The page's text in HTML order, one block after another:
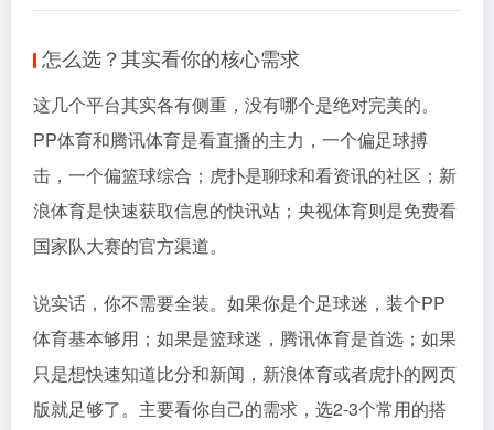
怎么选？其实看你的核心需求
这几个平台其实各有侧重，没有哪个是绝对完美的。
PP体育和腾讯体育是看直播的主力，一个偏足球搏
击，一个偏篮球综合；虎扑是聊球和看资讯的社区；新
浪体育是快速获取信息的快讯站；央视体育则是免费看
国家队大赛的官方渠道。
说实话，你不需要全装。如果你是个足球迷，装个PP
体育基本够用；如果是篮球迷，腾讯体育是首选；如果
只是想快速知道比分和新闻，新浪体育或者虎扑的网页
版就足够了。主要看你自己的需求，选2-3个常用的搭